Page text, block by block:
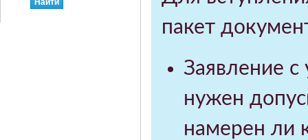
пакет
Заявление с
нужен
намерен ли